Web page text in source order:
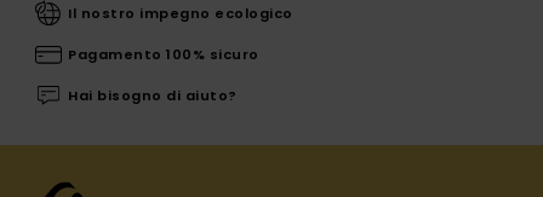
Il nostro impegno ecologico
Pagamento 100% sicuro
Hai bisogno di aiuto?